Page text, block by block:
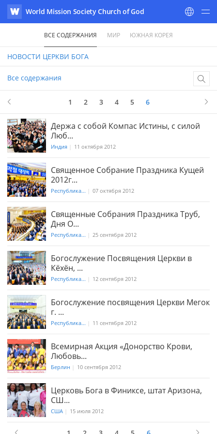
WATV
World Mission Society Church of God
ВСЕ СОДЕРЖАНИЯ МИР ЮЖНАЯ КОРЕЯ
НОВОСТИ ЦЕРКВИ БОГА
Все содержания
1 2 3 4 5 6
Держа с собой Компас Истины, с силой
Люб...
Индия 11 октября 2012
Священное Собрание Праздника Кущей
2012г...
Республика... 07 октября 2012
Священные Собрания Праздника Труб,
Дня О...
Республика... 25 сентября 2012
Богослужение Посвящения Церкви в
Кёхён, ...
Республика... 12 сентября 2012
Богослужение посвящения Церкви Мегок
г. ...
Республика... 11 сентября 2012
Всемирная Акция «Донорство Крови,
Любовь...
Берлин 10 сентября 2012
Церковь Бога в Финиксе, штат Аризона,
СШ...
США 15 июля 2012